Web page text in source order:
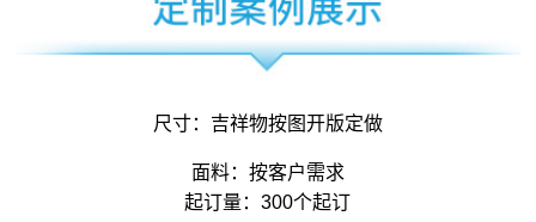
尺寸： 吉祥物按图开版定做
面料：按客户需求
起订量：300个起订